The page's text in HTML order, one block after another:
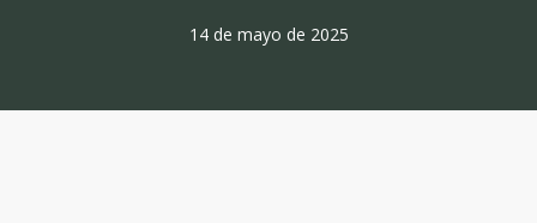
14 de mayo de 2025